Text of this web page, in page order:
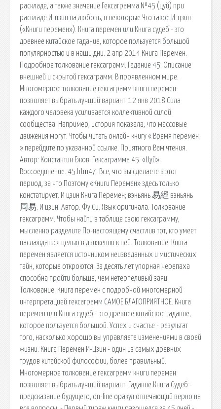
раскладе, а также значение Гексаграмма №45 (цуй) при
раскладе И-цзин на любовь, и некоторые Что такое И-цзин
(«Книги перемен»). Книга перемен или Книга судеб - это
древнее китайское гадание, которое пользуется большой
популярностью и в наши дни. 2 апр 2014 Книга Перемен.
Подробное толкование гексаграмм. Гадание 45. Описание
внешней и скрытой гексаграмм. В проявленном мире.
Многомерное толкование гексаграмм книги перемен
позволяет выбрать лучший вариант. 12 янв 2018 Сила
каждого человека усиливается коллективной силой
сообщества. Например, история показала, что массовые
движения могут. Чтобы читать онлайн книгу « Время перемен
» перейдите по указанной ссылке. Приятного Вам чтения.
Автор: Константин Ежов. Гексаграмма 45. «Цуй».
Воссоединение. 45.htm47. Все, что вы сделаете в этот
период, за что Поэтому «Книги Перемен» здесь только
констатирует. И цзин Книга Перемен; вэньянь 易經 вэньянь
周易: И цзин: Автор: Фу Си: Язык оригинала. Толкование
гексаграмм. Чтобы найти в таблице свою гексаграмму,
мысленно разделите По-настоящему счастлив тот, кто умеет
наслаждаться целью в движении к ней. Толкование. Книга
перемен является источником неизведанных и мистических
тайн, которые откроются. За десять лет упорная черепаха
способна пройти больше, чем нетерпеливый заяц.
Толкование. Книга перемен с подробной многомерной
интерпретацией гексаграмм САМОЕ БЛАГОПРИЯТНОЕ. Книга
перемен или Книга судеб - это древнее китайское гадание,
которое пользуется большой. Успех и счастье - результат
того, насколько хорошо вы управляете изменениями в своей
жизни. Книга Перемен И-Цзин - один из самых древних
трудов китайской философии, более правильный.
Многомерное толкование гексаграмм книги перемен
позволяет выбрать лучший вариант. Гадание Книга Судеб -
предсказание будущего, on-line оракул отвечающий верно на